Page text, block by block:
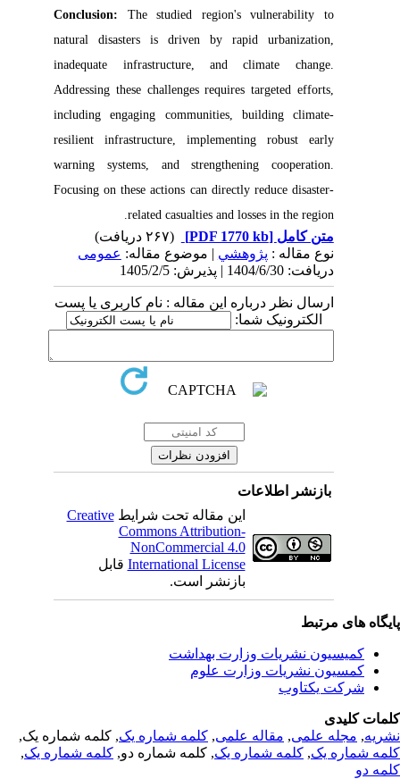
Conclusion:The studied region's vulnerability to
natural disasters is driven by rapid urbanization,
inadequate infrastructure, and climate change.
Addressing these challenges requires targeted efforts,
including engaging communities, building climate-
resilient infrastructure, implementing robust early
warning systems, and strengthening cooperation.
Focusing on these actions can directly reduce disaster-
related casualties and losses in the region.
متن کامل[PDF 1770 kb]
نوع مقاله : پژوهشي| موضوع مقاله:عمومى
دریافت: 1404/6/30 | پذیرش: 1405/2/5
ارسال نظر درباره این مقاله : نام کاربری یا پست
الکترونیک شما:
بازنشر اطلاعات
این مقاله تحت شرایطCreative
Commons Attribution-
NonCommercial 4.0
International Licenseقابل
بازنشر است.
های مرتبط
کمیسیون نشریات وزارت بهداشت
کمسیون نشریات وزارت علوم
شرکت یکتاوب
کلیدی
,مجله علمی, مقاله علمی, کلمه شماره یک, کلمه شماره یک,
شماره یک,کلمه شماره یک, کلمه شماره دو,کلمه شماره یک,
دو